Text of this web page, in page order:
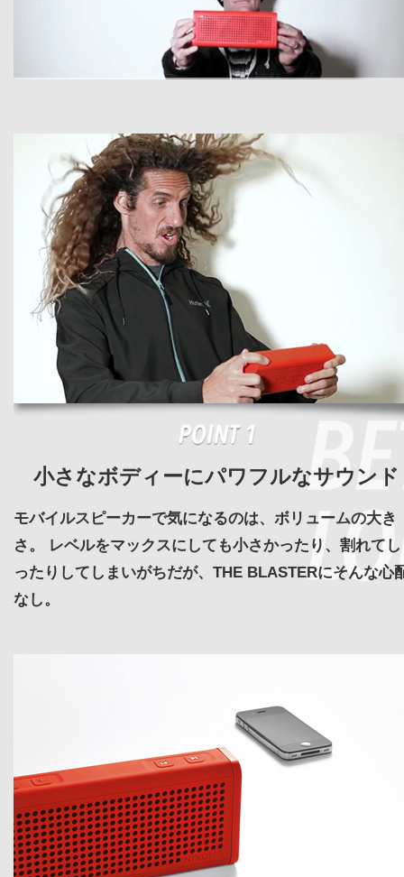
小さなボディーにパワフルなサウンド
モバイルスピーカーで気になるのは、ボリュームの大き
さ。 レベルをマックスにしても小さかったり、割れて
ったりしてしまいがちだが、THE BLASTERにそんな心
なし。